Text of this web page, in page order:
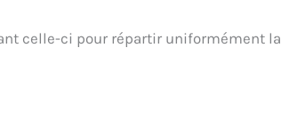
celle-ci pour répartir uniformément la